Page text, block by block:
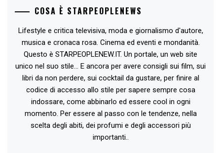
COSA È STARPEOPLENEWS
Lifestyle e critica televisiva, moda e giornalismo d'autore,
musica e cronaca rosa. Cinema ed eventi e mondanità.
Questo è STARPEOPLENEW.IT. Un portale, un web site
unico nel suo stile... E ancora per avere consigli sui film, sui
libri da non perdere, sui cocktail da gustare, per finire al
codice di accesso allo stile per sapere sempre cosa
indossare, come abbinarlo ed essere cool in ogni
momento. Per essere al passo con le tendenze, nella
scelta degli abiti, dei profumi e degli accessori più
importanti..